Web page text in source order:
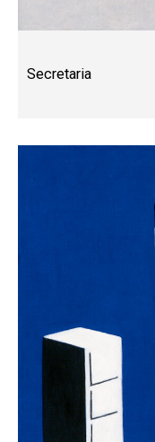
Secretaria